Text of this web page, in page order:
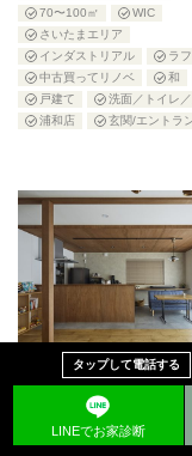
タップして電話する
LINEでお家診断
70〜100㎡
WIC
さいたまエリア
インダストリアル
ラフ
中古買ってリノベ
和
戸建て
洗面／トイレ
浦和店
玄関/エントラ
共働き夫婦に最適！家事
工夫したナチュラルな戸
ション｜埼玉県さいたま
いたま市